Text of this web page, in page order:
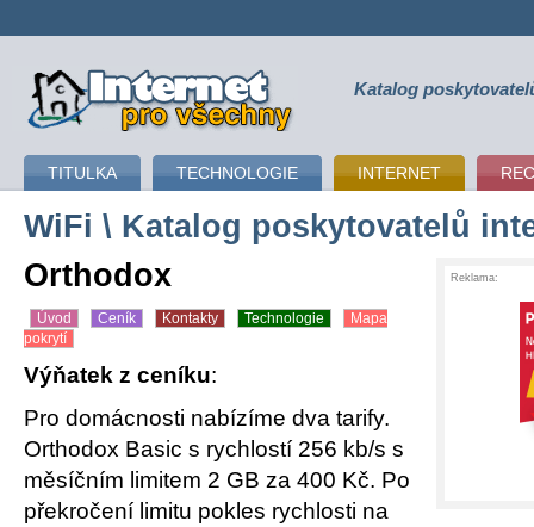
připojení k internetu Katalog
TITULKA TECHNOLOGIE INTERNET
WiFi \ Katalog poskytovatelů
Reklama:
Orthodox
Úvod Ceník Kontakty Technologie
Mapa
pokrytí
Výňatek z ceníku:
Pro domácnosti nabízíme dva tarify.
Orthodox Basic s rychlostí 256 kb/s s
měsíčním limitem 2 GB za 400 Kč. Po
překročení limitu pokles rychlosti na